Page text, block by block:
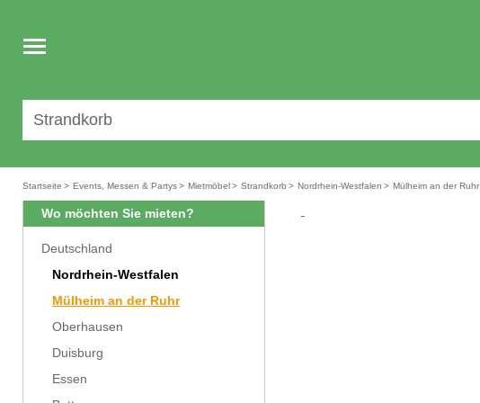
Toggle
navigation
Startseite > Events, Messen & Partys> Mietmöbel> Strandkorb > Nordrhein-Westfalen > Mülheim an der Ruhr
Wo möchten Sie mieten?
Deutschland
Nordrhein-Westfalen
Mülheim an der Ruhr
Oberhausen
Duisburg
Essen